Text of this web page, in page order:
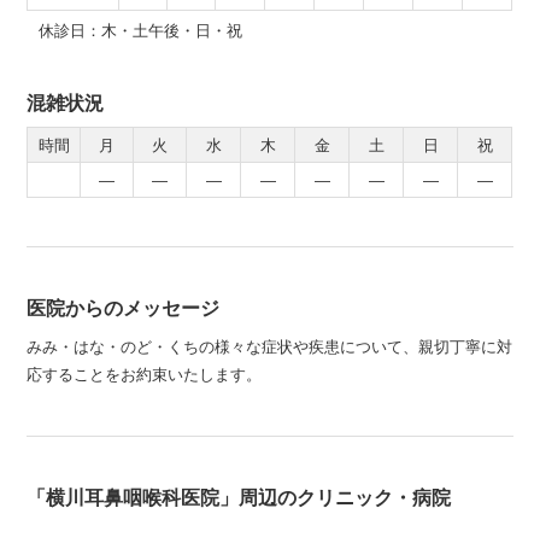
休診日：木・土午後・日・祝
混雑状況
時間 月 火 水 木 金 土 日
祝
―
― ― ― ― ― ― ―
医院からのメッセージ
みみ・はな・のど・くちの様々な症状や疾患について、親切丁寧に対
応することをお約束いたします。
「横川耳鼻咽喉科医院」周辺のクリニック・病院